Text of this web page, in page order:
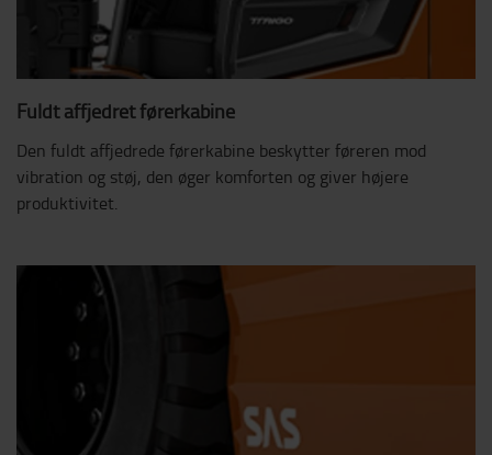
Fuldt affjedret førerkabine
Den fuldt affjedrede førerkabine beskytter føreren mod
vibration og støj, den øger komforten og giver højere
produktivitet.